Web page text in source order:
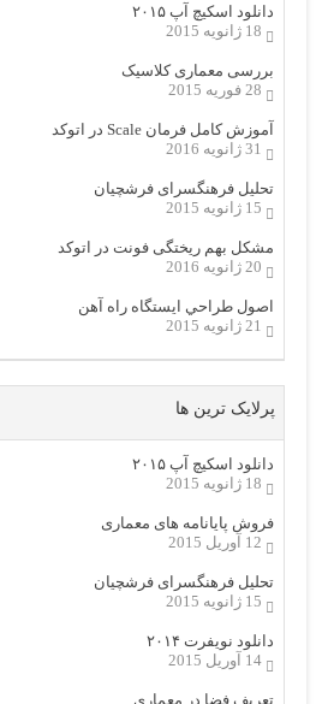
دانلود اسکیچ آپ ۲۰۱۵
18 ژانویه 2015
بررسی معماری کلاسیک
28 فوریه 2015
آموزش کامل فرمان Scale در اتوکد
31 ژانویه 2016
تحلیل فرهنگسرای فرشچیان
15 ژانویه 2015
مشکل بهم ریختگی فونت در اتوکد
20 ژانویه 2016
اصول طراحي ایستگاه راه آهن
21 ژانویه 2015
پرلایک ترین ها
دانلود اسکیچ آپ ۲۰۱۵
18 ژانویه 2015
فروش پایانامه های معماری
12 آوریل 2015
تحلیل فرهنگسرای فرشچیان
15 ژانویه 2015
دانلود نویفرت ۲۰۱۴
14 آوریل 2015
تعریف فضا در معماری